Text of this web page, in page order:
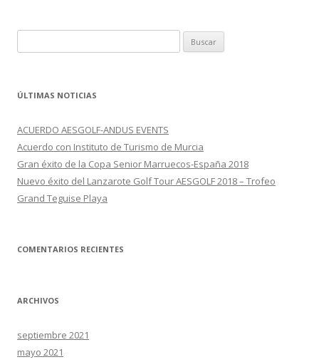
ÚLTIMAS NOTICIAS
ACUERDO AESGOLF-ANDUS EVENTS
Acuerdo con Instituto de Turismo de Murcia
Gran éxito de la Copa Senior Marruecos-España 2018
Nuevo éxito del Lanzarote Golf Tour AESGOLF 2018 – Trofeo
Grand Teguise Playa
COMENTARIOS RECIENTES
ARCHIVOS
septiembre 2021
mayo 2021